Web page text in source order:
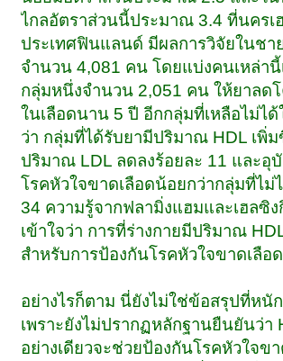
ไกลอัตราส่วนนี้ประมาณ 3.4 ที่นครเ
ประเทศฟินแลนด์ มีผลการวิจัยในชา
จำนวน 4,081 คน โดยแบ่งคนเหล่า
กลุ่มหนึ่งจำนวน 2,051 คน ให้ยาลดโ
ในเลือดนาน 5 ปี อีกกลุ่มที่เหลือไม่ไ
ว่า กลุ่มที่ได้รับยามีปริมาณ HDL เพิ่
ปริมาณ LDL ลดลงร้อยละ 11 และอุ
โรคหัวใจขาดเลือดน้อยกว่ากลุ่มที่ไม่
34 ความรู้จากฟลามิ่งแฮมและเฮลซิง
เข้าใจว่า การที่ร่างกายมีปริมาณ
สำหรับการป้องกันโรคหัวใจขาดเลือด
อย่างไรก็ตาม นี่ยังไม่ใช่ข้อสรุปที่หนั
เพราะยังไม่ปรากฏหลักฐานยืนยันว่า
อย่างเดียวจะช่วยป้องกันโรคหัวใจข